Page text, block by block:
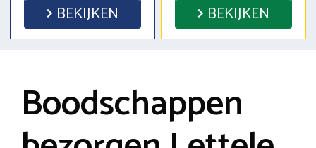
BEKIJKEN BEKIJKEN
Boodschappen